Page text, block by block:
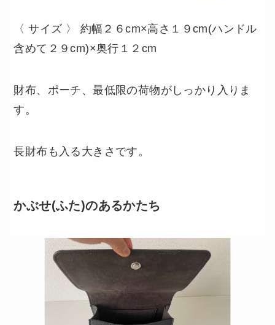
〈 サイズ 〉 約幅２６cm×高さ１９cm(ハンドル
含めて２９cm)×奥行１２cm
財布、ポーチ、最低限の荷物がしっかり入りま
す。
長財布も入る大きさです。
かぶせ(ふた)のあるかたち